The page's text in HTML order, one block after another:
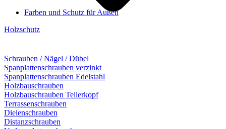
Farben und Schutz für Außen
Holzschutz
Schrauben / Nägel / Dübel
Spanplattenschrauben verzinkt
Spanplattenschrauben Edelstahl
Holzbauschrauben
Holzbauschrauben Tellerkopf
Terrassenschrauben
Dielenschrauben
Distanzschrauben